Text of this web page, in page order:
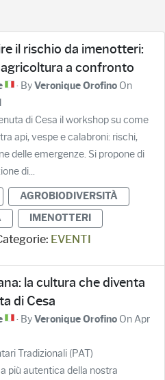
il rischio da imenotteri:
a confronto
· ByVeronique Orofino On
di Cesa il workshop su come
api, vespe e calabroni: rischi,
delle emergenze. Si propone di
di...
AGROBIODIVERSITÀ
IMENOTTERI
EVENTI
la cultura che diventa
di Cesa
· ByVeronique Orofino On Apr
Tradizionali (PAT)
più autentica della nostra